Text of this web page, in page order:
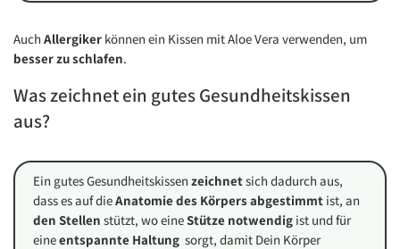
Auch Allergiker können ein Kissen mit Aloe Vera verwenden, um
besser zu schlafen.
Was zeichnet ein gutes Gesundheitskissen
aus?
Ein gutes Gesundheitskissen zeichnetsich dadurch aus,
dass es auf dieAnatomie des Körpers abgestimmt ist, an
den Stellen stützt, wo eineStütze notwendig ist und für
eineentspannte Haltung sorgt, damit Dein Körper